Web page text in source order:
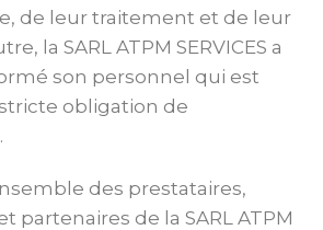
de leur traitement et de leur
la SARL ATPM SERVICES a
son personnel qui est
obligation de
des prestataires,
partenaires de la SARL ATPM